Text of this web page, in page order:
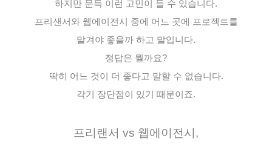
하지만 문득 이런 고민이 들 수 있습니다.
프리샌서와 웹에이전시 중에 어느 곳에 프로젝트를
맡겨야 좋을까 하고 말입니다.
정답은 뭘까요?
딱히 어느 것이 더 좋다고 말할 수 없습니다.
각기 장단점이 있기 때문이죠.
프리랜서 vs 웹에이전시,